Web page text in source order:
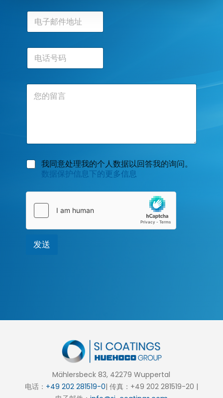
电
邮
*
电
号
评
数
护
我同意处理我的个人数据以回答我的询问。
数据保护信息下的更多信息
发送
Mählersbeck 83, 42279 Wuppertal
电话： +49 202 281519-0| 传真：+49 202 281519-20 |